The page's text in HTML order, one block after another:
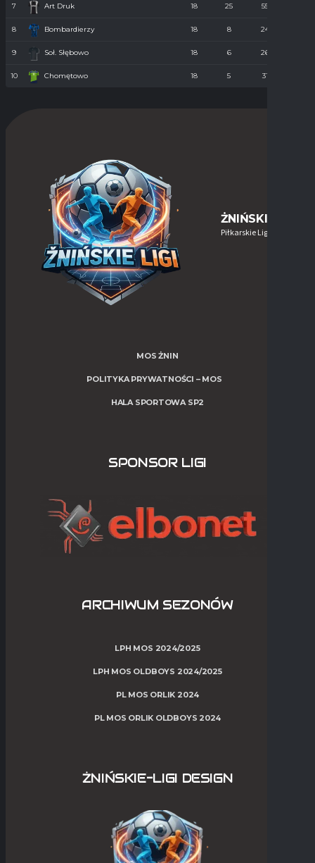
7 Art Druk 18 25 55
8 Bombardierzy 18 8 24
9 Soł. Słębowo 18 6 26
10 Chomętowo 18 5 31
ŻNIŃSKIE-LIGI
Piłkarskie Ligi w Żninie
MOS ŻNIN
POLITYKA PRYWATNOŚCI – MOS
HALA SPORTOWA SP2
SPONSOR LIGI
ARCHIWUM SEZONÓW
LPH MOS 2024/2025
LPH MOS OLDBOYS 2024/2025
PL MOS ORLIK 2024
PL MOS ORLIK OLDBOYS 2024
ŻNIŃSKIE-LIGI DESIGN